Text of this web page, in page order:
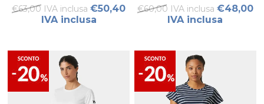
€63,00 IVA inclusa €50,40
IVA inclusa
€60,00 IVA inclusa €48,00
IVA inclusa